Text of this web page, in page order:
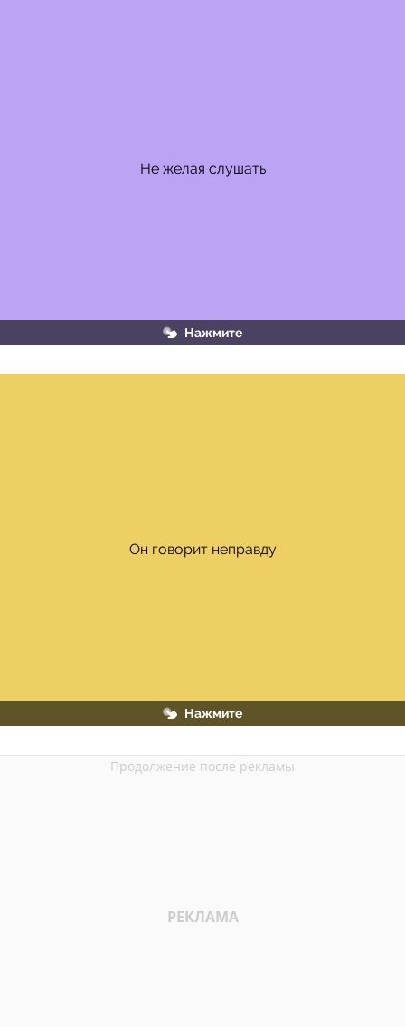
Не желая слушать
Нажмите
НЕ с деепричастиями пишется раздельно
Он говорит неправду
Нажмите
Если существительное можно заменить синонимом без
НЕ, то пишем слитно